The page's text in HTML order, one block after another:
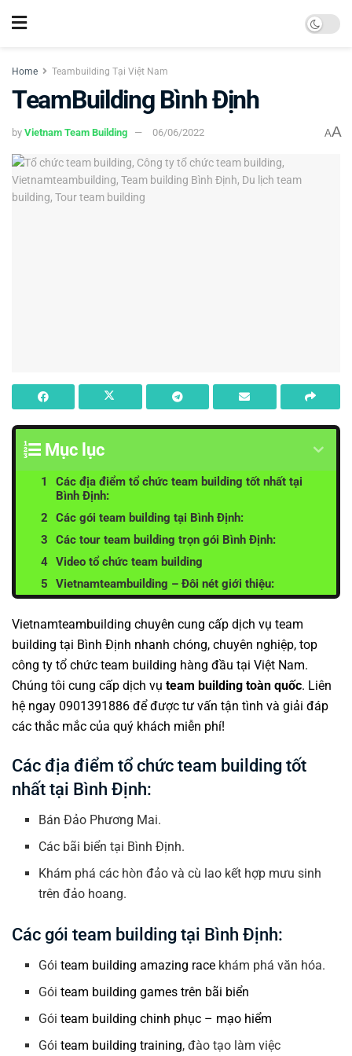
Home Teambuilding Tại Việt Nam
TeamBuilding Bình Định
by Vietnam Team Building 06/06/2022 AA
Mục lục
Các địa điểm tổ chức team building tốt nhất tại
Bình Định:
Các gói team building tại Bình Định:
Các tour team building trọn gói Bình Định:
Video tổ chức team building
Vietnamteambuilding – Đôi nét giới thiệu:
Vietnamteambuilding chuyên cung cấp dịch vụ team
building tại Bình Định nhanh chóng, chuyên nghiệp, top
công ty tổ chức team building hàng đầu tại Việt Nam.
Chúng tôi cung cấp dịch vụ team building toàn quốc. Liên
hệ ngay 0901391886 để được tư vấn tận tình và giải đáp
các thắc mắc của quý khách miễn phí!
Các địa điểm tổ chức team building tốt
nhất tại Bình Định:
Bán Đảo Phương Mai.
Các bãi biển tại Bình Định.
Khám phá các hòn đảo và cù lao kết hợp mưu sinh
trên đảo hoang.
Các gói team building tại Bình Định:
Góiteam building amazing race khám phá văn hóa.
Góiteam building games trên bãi biển
Góiteam building chinh phục – mạo hiểm
Góiteam building training, đào tạo làm việc